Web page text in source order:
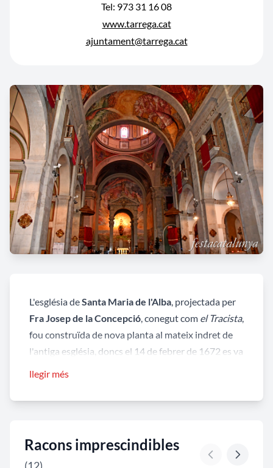
Tel: 973 31 16 08
www.tarrega.cat
ajuntament@tarrega.cat
L'església deSanta Maria de l'Alba, projectada per
Fra Josep de la Concepció, conegut com el Tracista,
fou construïda de nova planta al mateix indret de
l'antiga església, doncs el 14 de febrer de 1672 es va
ser edificar un nou temple, les traces originals del
llegir més
Racons imprescindibles